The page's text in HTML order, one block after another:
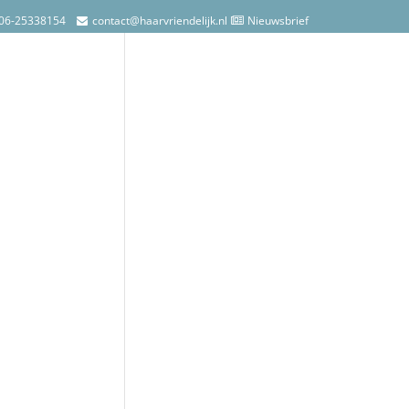
25338154 contact@haarvriendelijk.nl Nieuwsbrief